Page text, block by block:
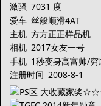
激骚 7031 度
爱车 丝般顺滑4AT
主机 方方正正样品机
相机 2017女友一号
手机 1秒变身高富帅/穷
丝
注册时间 2008-8-1